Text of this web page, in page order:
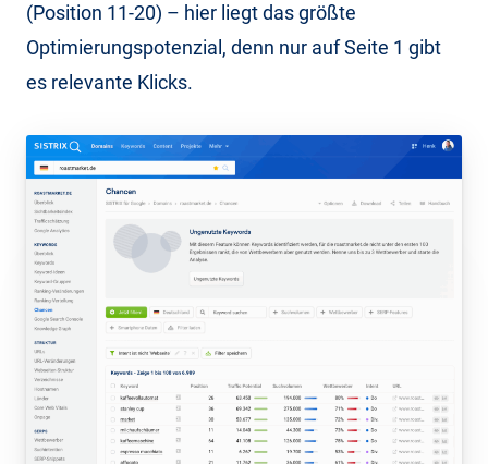
(Position 11-20) – hier liegt das größte
Optimierungspotenzial, denn nur auf Seite 1 gibt
es relevante Klicks.